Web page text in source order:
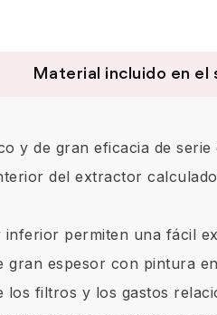
Material incluido en el
y de gran eficacia de serie
del extractor
permiten una fácil
gran espesor con pintura
los filtros y los gastos